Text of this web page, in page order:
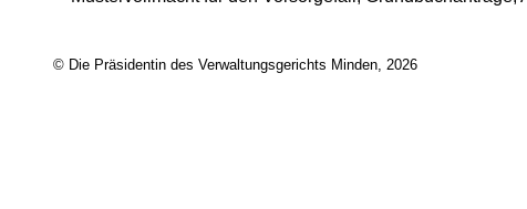
© Die Präsidentin des Verwaltungsgerichts Minden, 2026